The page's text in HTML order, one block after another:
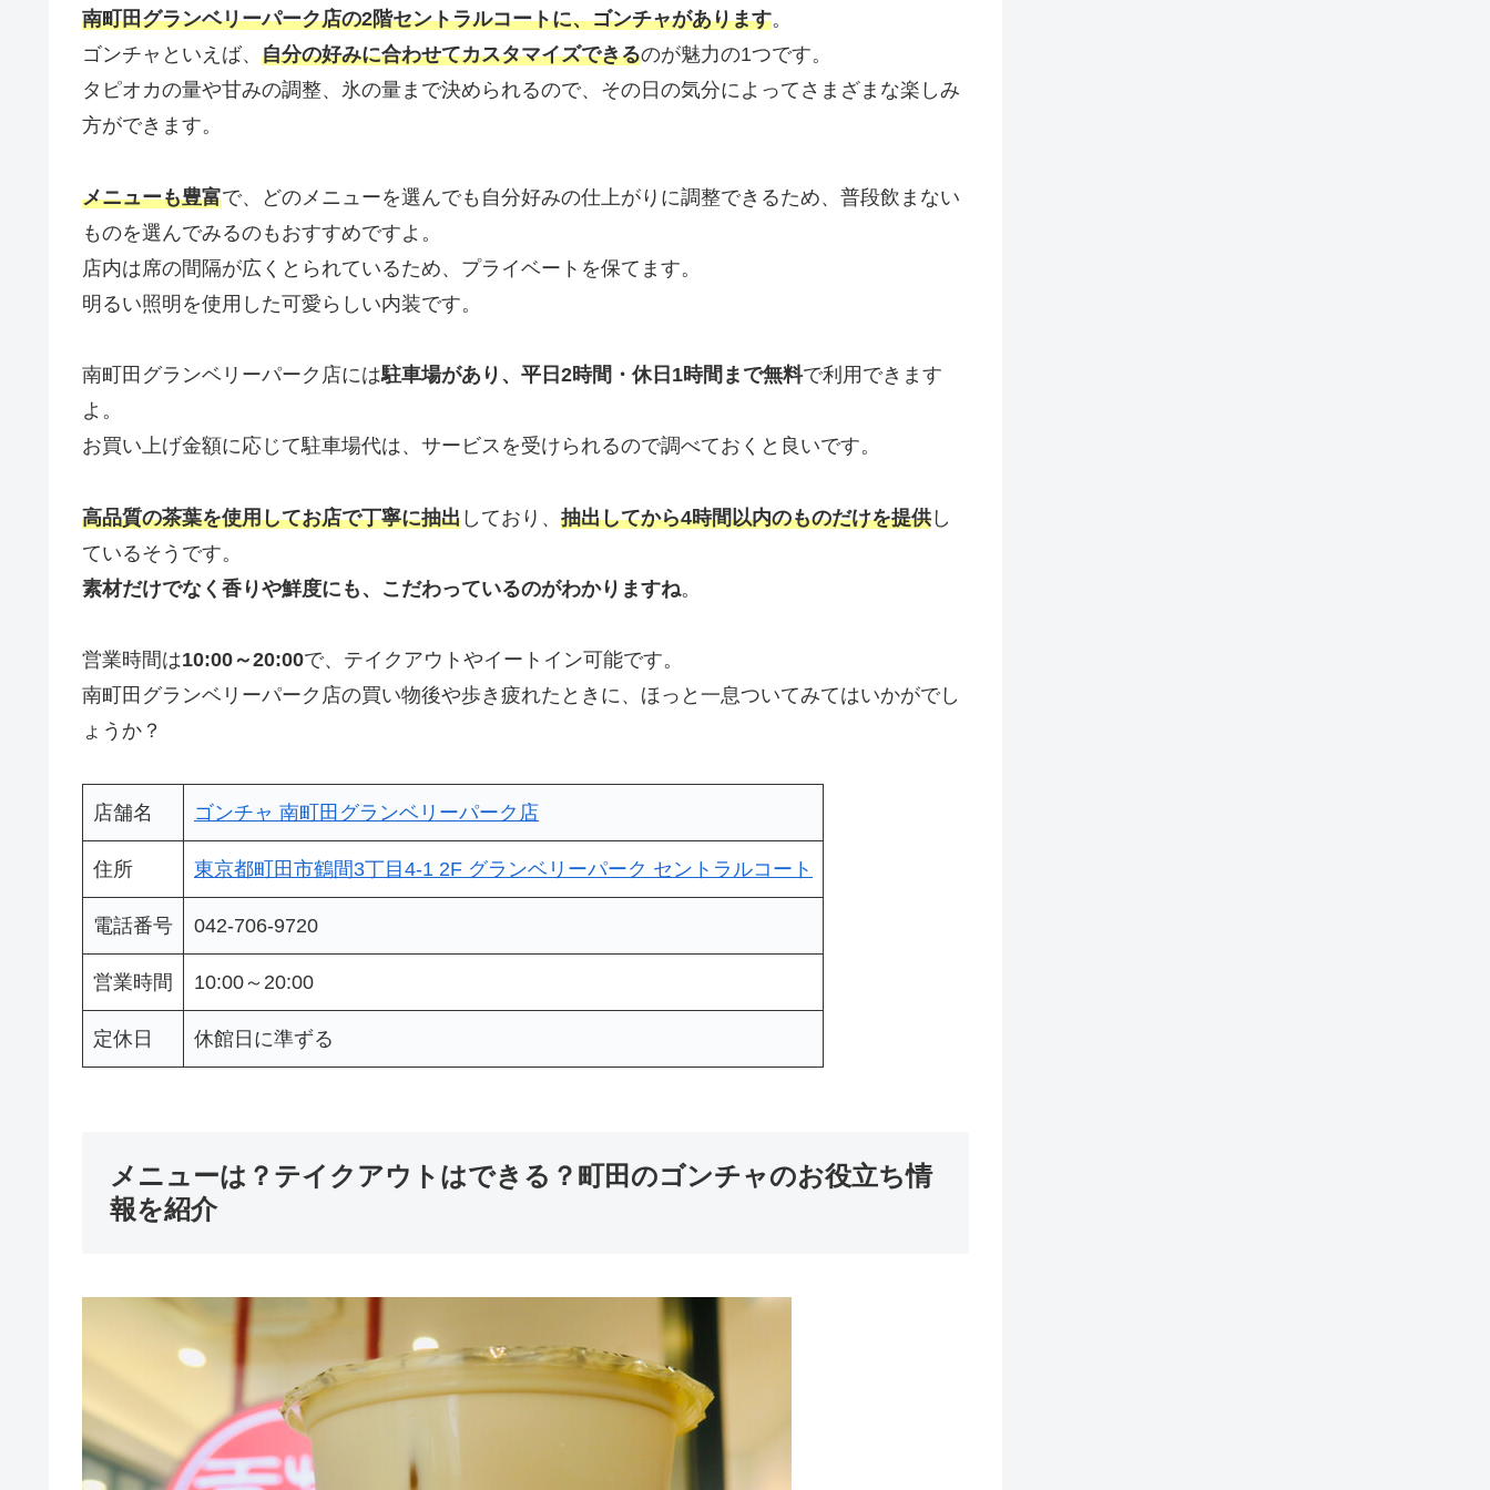
南町田グランベリーパーク店の2階セントラルコートに、ゴンチャがあります。
ゴンチャといえば、 自分の好みに合わせてカスタマイズできるのが魅力の1つです。
タピオカの量や甘みの調整、氷の量まで決められるので、その日の気分によってさまざまな楽しみ
方ができます。
メニューも豊富で、どのメニューを選んでも自分好みの仕上がりに調整できるため、普段飲まない
ものを選んでみるのもおすすめですよ。
店内は席の間隔が広くとられているため、プライベートを保てます。
明るい照明を使用した可愛らしい内装です。
南町田グランベリーパーク店には駐車場があり、平日2時間・休日1時間まで無料で利用できます
よ。
お買い上げ金額に応じて駐車場代は、サービスを受けられるので調べておくと良いです。
高品質の茶葉を使用してお店で丁寧に抽出 しており、 抽出してから4時間以内のものだけを提供し
ているそうです。
素材だけでなく香りや鮮度にも、こだわっているのがわかりますね。
営業時間は10:00～20:00で、テイクアウトやイートイン可能です。
南町田グランベリーパーク店の買い物後や歩き疲れたときに、ほっと一息ついてみてはいかがでし
ょうか？
店舗名 ゴンチャ 南町田グランベリーパーク店
住所 東京都町田市鶴間3丁目4-1 2F グランベリーパーク セントラルコート
電話番号 042-706-9720
営業時間 10:00～20:00
定休日 休館日に準ずる
メニューは？テイクアウトはできる？町田のゴンチャのお役立ち情
報を紹介